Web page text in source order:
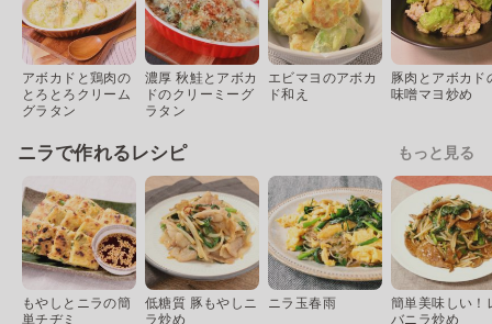
アボカドと鶏肉の
とろとろクリーム
グラタン
濃厚 秋鮭とアボカ
ドのクリーミーグ
ラタン
エビマヨのアボカ
ド和え
豚肉とアボカド
味噌マヨ炒め
ニラで作れるレシピ もっと見る
もやしとニラの簡
単チヂミ
低糖質 豚もやしニ
ラ炒め
ニラ玉春雨
簡単美味しい！
バニラ炒め